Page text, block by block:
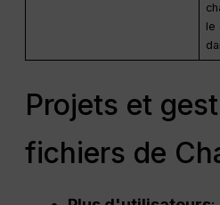
le
Projets et
fichiers de